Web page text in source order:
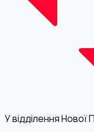
У відділення Нової